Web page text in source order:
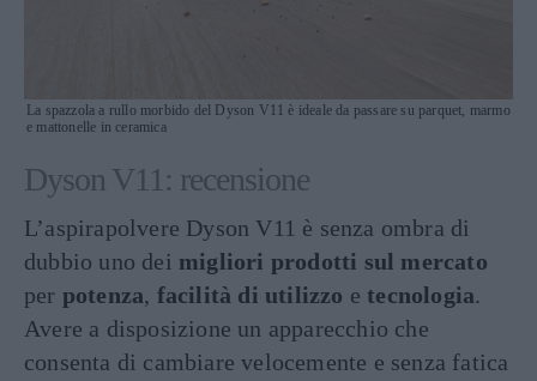
La spazzola a rullo morbido del Dyson V11 è ideale da passare su parquet, marmo
e mattonelle in ceramica
Dyson V11: recensione
L’aspirapolvere Dyson V11 è senza ombra di
dubbio uno dei migliori prodotti sul mercato
per potenza, facilità di utilizzo e tecnologia.
Avere a disposizione un apparecchio che
consenta di cambiare velocemente e senza fatica